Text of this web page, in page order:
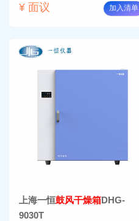
¥ 面议 加入清单
上海一恒鼓风干燥箱DHG-
9030T